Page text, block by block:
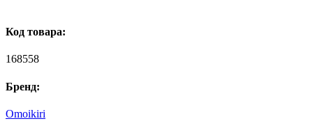
Код товара:
168558
Бренд:
Omoikiri